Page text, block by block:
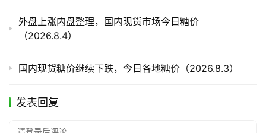
外盘上涨内盘整理，国内现货市场今日糖价
（2026.8.4）
国内现货糖价继续下跌，今日各地糖价（2026.8.3）
发表回复